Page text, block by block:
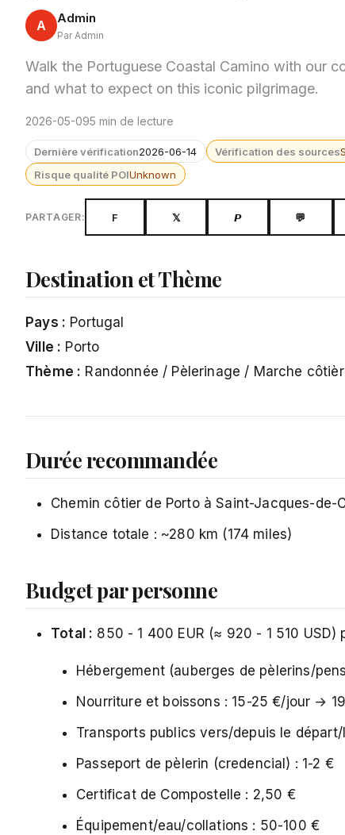
A Admin
Par Admin
Walk the Portuguese Coastal Camino with our
and what to expect on this iconic pilgrimage.
2026-05-095 min de lecture
Dernière vérification2026-06-14 Vérification des sources
Risque qualité POIUnknown
PARTAGER: F 𝕏 𝙋 💬
Destination et Thème
Pays : Portugal
Ville : Porto
Thème : Randonnée / Pèlerinage / Marche
Durée recommandée
Chemin côtier de Porto à Saint-Jacques-de-
Distance totale : ~280 km (174 miles)
Budget par personne
Total : 850 - 1 400 EUR (≈ 920 - 1 510 USD)
Hébergement (auberges de pèlerins/
Nourriture et boissons : 15-25 €/jour →
Transports publics vers/depuis le
Passeport de pèlerin (credencial) : 1-2 €
Certificat de Compostelle : 2,50 €
Équipement/eau/collations : 50-100 €